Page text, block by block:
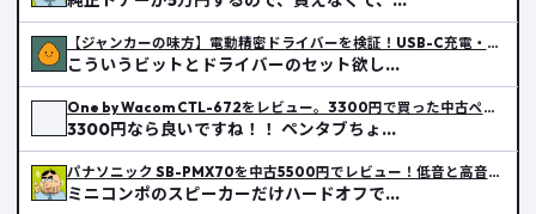
【ジャンカーの味方】電動精密ドライバーを検証！USB-C充電・豊富なビットレビュー
こういうビットとドライバーのセット欲し…
One by Wacom CTL-672をレビュー。3300円で買った中古ペンタブの使い心地
3300円なら良いですね！！ ペンタブちょ…
パナソニック SB-PMX70を中古5500円でレビュー！低音と高音の実力
ミニコンポのスピーカーだけハードオフで…